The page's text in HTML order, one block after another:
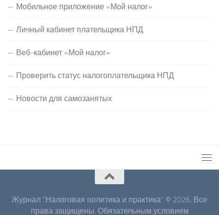
Мобильное приложение «Мой налог»
Личный кабинет плательщика НПД
Веб-кабинет «Мой налог»
Проверить статус налогоплательщика НПД
Новости для самозанятых
Журнал "Налоговая политика и практика" © 2026. Все
права защищены. Обязательным условием